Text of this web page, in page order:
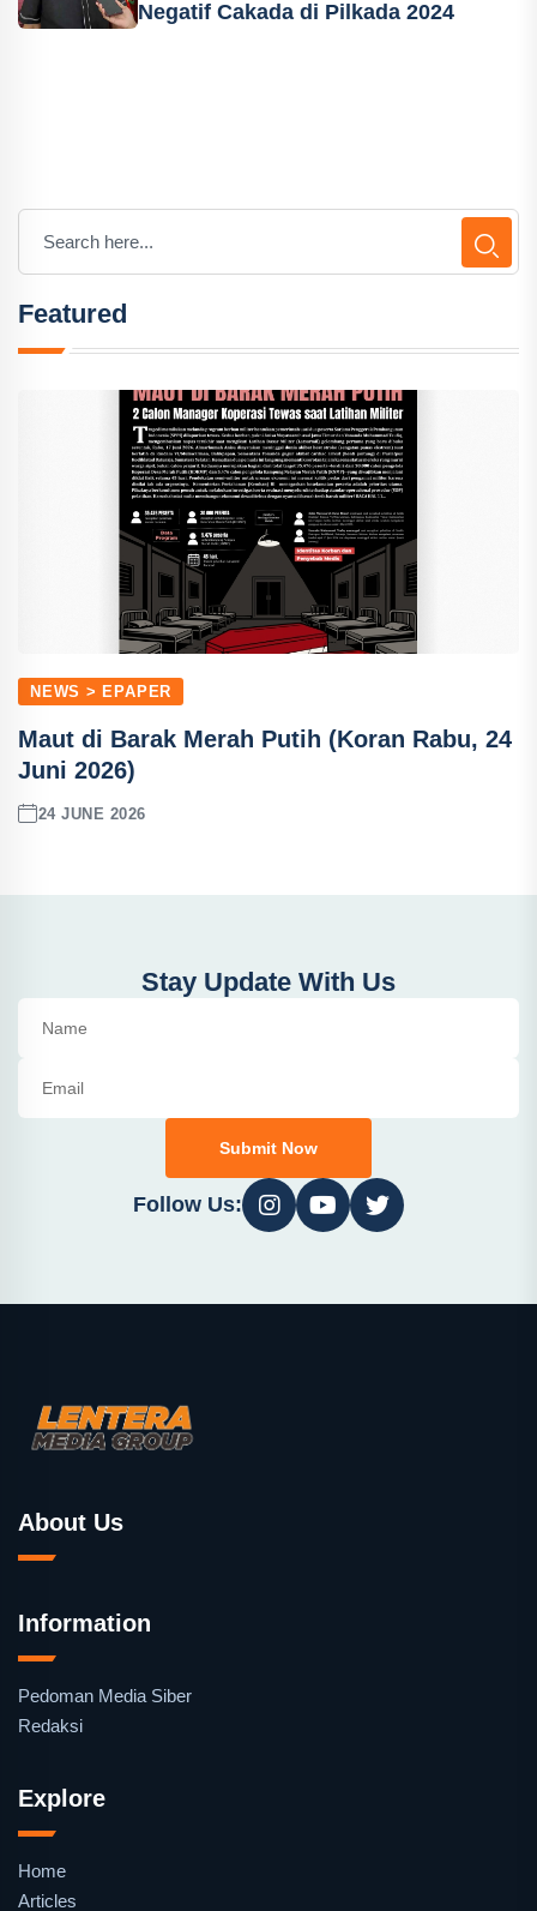
Negatif Cakada di Pilkada 2024
Featured
NEWS > EPAPER
Maut di Barak Merah Putih (Koran Rabu, 24
Juni 2026)
24 JUNE 2026
Stay Update With Us
Submit Now
Follow Us:
About Us
Information
Pedoman Media Siber
Redaksi
Explore
Home
Articles